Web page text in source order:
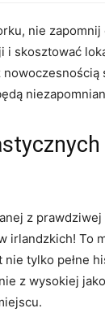
​nie
⁤skosztować
nowoczesnością​
z prawdziwej
irlandzkich! To
nie tylko pełne
⁤z wysokiej